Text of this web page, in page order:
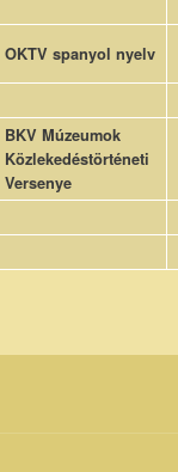
OKTV spanyol nyelv
BKV Múzeumok
Közlekedéstörténeti
Versenye